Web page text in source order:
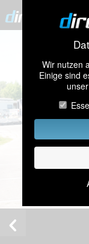
Wir nutzen
Einige sind